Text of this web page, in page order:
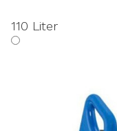
110 Liter